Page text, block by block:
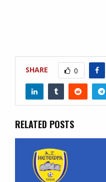
SHARE 0
RELATED POSTS